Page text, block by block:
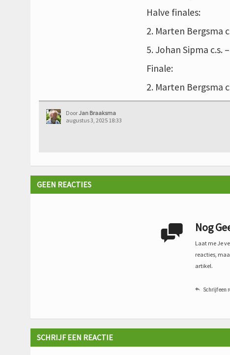
Halve finales:
2. Marten Bergsma
5. Johan Sipma c.s.
Finale:
2. Marten Bergsma
DoorJan Braaksma
augustus 3, 2025 18:33
GEEN REACTIES
 Nog
Laat me Je
reacties,
artikel.
 Schrijf een
SCHRIJF EEN REACTIE